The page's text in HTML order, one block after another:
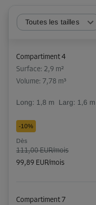
Toutes les tailles
Compartiment 4
Surface: 2,9 m²
Volume: 7,78 m³
Long: 1,8 m Larg: 1,6 m
-10%
Dès
111,00 EUR/mois
99,89 EUR/mois
Compartiment 7